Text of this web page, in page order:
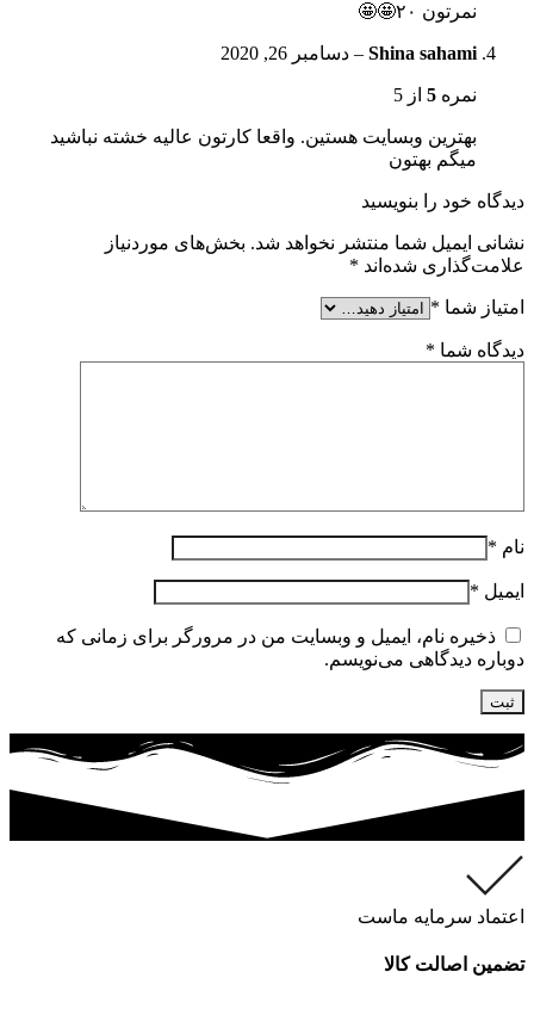
نمرتون ۲۰🤩🤩
Shina sahami
– دسامبر 26, 2020
نمره 5 از 5
بهترین وبسایت هستین. واقعا کارتون عالیه خشته نباشید
میگم بهتون
دیدگاه خود را بنویسید
نشانی ایمیل شما منتشر نخواهد شد. بخش‌های موردنیاز
علامت‌گذاری شده‌اند *
امتیاز شما *
دیدگاه شما *
نام *
ایمیل *
ذخیره نام، ایمیل و وبسایت من در مرورگر برای زمانی که
دوباره دیدگاهی می‌نویسم.
اعتماد سرمایه ماست
تضمین اصالت کالا